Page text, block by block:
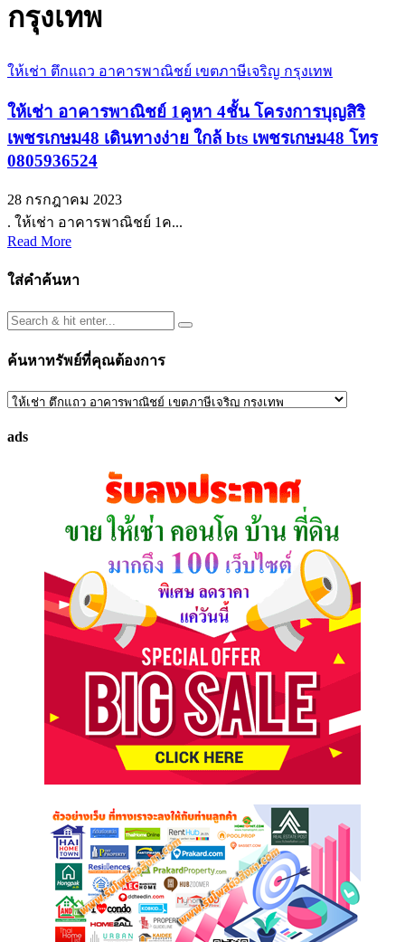
กรุงเทพ
ให้เช่า ตึกแถว อาคารพาณิชย์ เขตภาษีเจริญ กรุงเทพ
ให้เช่า อาคารพาณิชย์ 1คูหา 4ชั้น โครงการบุญสิริ
เพชรเกษม48 เดินทางง่าย ใกล้ bts เพชรเกษม48 โทร
0805936524
28 กรกฎาคม 2023
. ให้เช่า อาคารพาณิชย์ 1ค...
Read More
ใส่คำค้นหา
ค้นหาทรัพย์ที่คุณต้องการ
ค้นหา
ที่
ads